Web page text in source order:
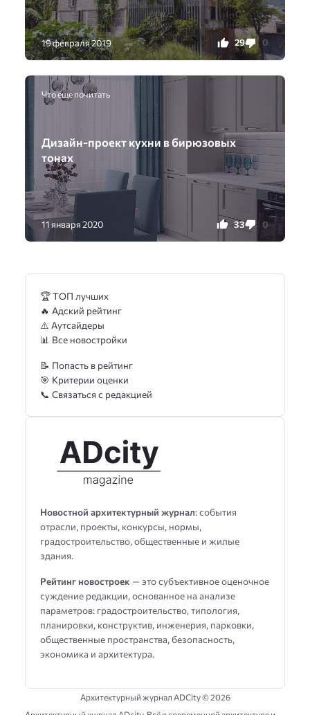
19 февраля 2019 29 0
Что еще почитать
Дизайн-проект кухни в бирюзовых
тонах
11 января 2020 33 0
Новостной архитектурный журнал: события
отрасли, проекты, конкурсы, нормы,
градостроительство, общественные и жилые
здания.
Рейтинг новостроек — это субъективное оценочное
суждение редакции, основанное на анализе
параметров: градостроительство, типология,
планировки, конструктив, инженерия, парковки,
общественные пространства, безопасность,
экономика и архитектура.
🏆 ТОП лучших
🔥 Адский рейтинг
⚠️ Аутсайдеры
📊 Все новостройки
📝 Попасть в рейтинг
🎯 Критерии оценки
📞 Связаться с редакцией
Архитектурный журнал ADCity ©2026